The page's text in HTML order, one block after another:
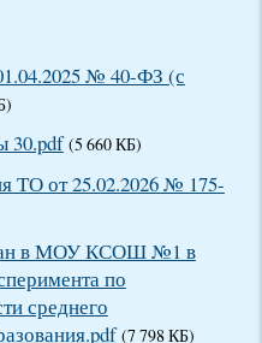
№ 40-ФЗ (с
30.pdf (5 660 КБ)
ТО от 25.02.2026 № 175-
в МОУ КСОШ №1 в
по
среднего
(7 798 КБ)